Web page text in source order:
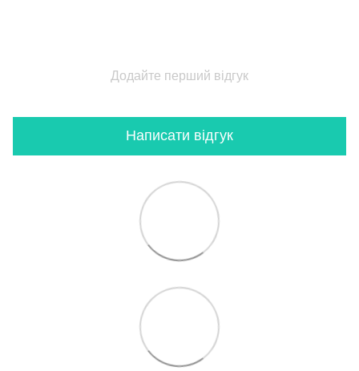
Додайте перший відгук
Написати відгук